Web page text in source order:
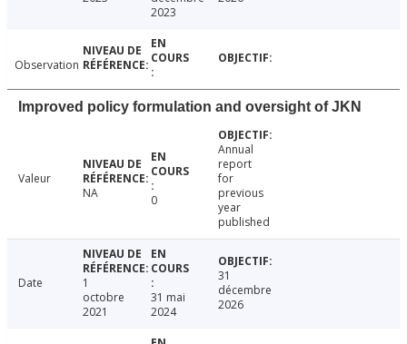
2023
Observation
Improved policy formulation and oversight of JKN
Valeur
NA
0
Annual
report
for
previous
year
published
Date
1
octobre
2021
31 mai
2024
31
décembre
2026